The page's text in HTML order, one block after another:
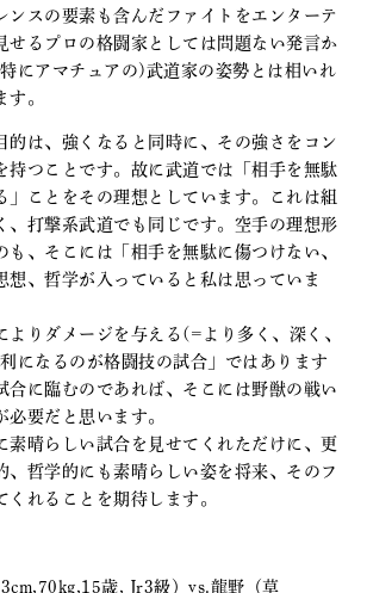
ンスの要素も含んだファイトをエンターテ
せるプロの格闘家としては問題ない発言か
にアマチュアの)武道家の姿勢とは相いれ
す。
的は、強くなると同時に、その強さをコン
持つことです。故に武道では「相手を無駄
」ことをその理想としています。これは組
、打撃系武道でも同じです。空手の理想形
も、そこには「相手を無駄に傷つけない、
想、哲学が入っていると私は思っていま
よりダメージを与える(=より多く、深く、
になるのが格闘技の試合」ではあります
合に臨むのであれば、そこには野獣の戦い
必要だと思います。
素晴らしい試合を見せてくれただけに、更
、哲学的にも素晴らしい姿を将来、そのフ
くれることを期待します。
歳, Jr3級）vs.龍野（草